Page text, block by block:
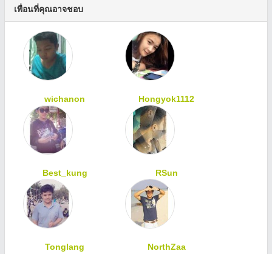
เพื่อนที่คุณอาจชอบ
wichanon Hongyok1112
Best_kung RSun
Tonglang NorthZaa